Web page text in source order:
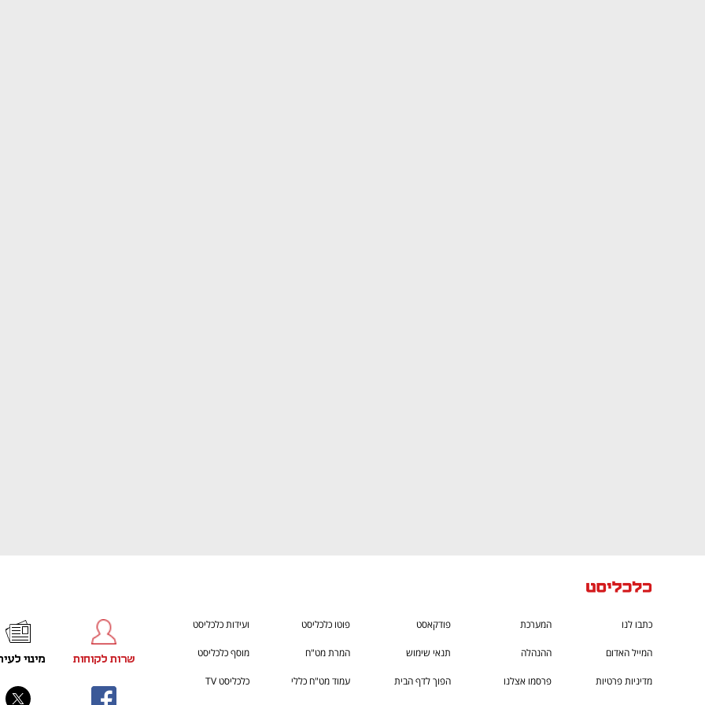
כתבו לנו המערכת פודקאסט פוטו כלכליסט ועידות כלכליסט
המייל האדום ההנהלה תנאי שימוש המרת מט"ח מוסף כלכליסט
מדיניות פרטיות פרסמו אצלנו הפוך לדף הבית עמוד מט"ח כללי כלכליסט TV
שרות לקוחות מינוי